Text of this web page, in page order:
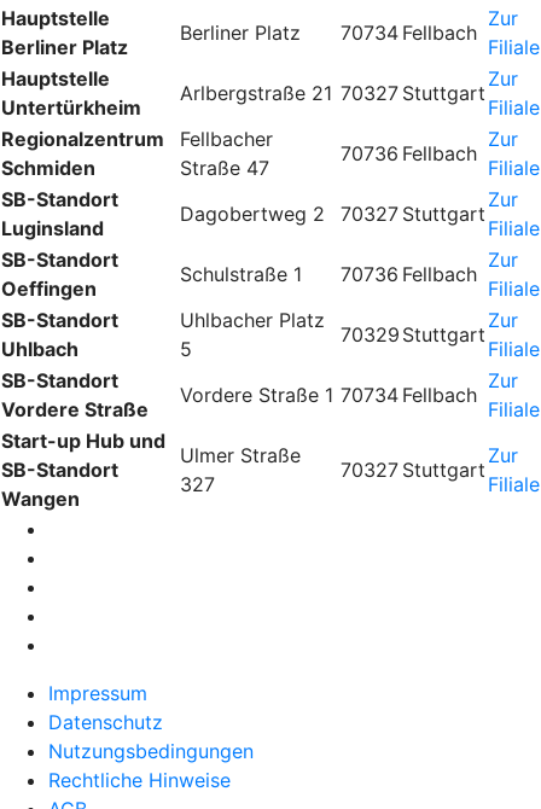
Hauptstelle
Berliner Platz
Berliner Platz 70734 Fellbach
Zur
Filiale
Hauptstelle
Untertürkheim
Arlbergstraße 21 70327 Stuttgart
Zur
Filiale
Regionalzentrum
Schmiden
Fellbacher
Straße 47
70736 Fellbach
Zur
Filiale
SB-Standort
Luginsland
Dagobertweg 2 70327 Stuttgart
Zur
Filiale
SB-Standort
Oeffingen
Schulstraße 1 70736 Fellbach
Zur
Filiale
SB-Standort
Uhlbach
Uhlbacher Platz
5
70329 Stuttgart
Zur
Filiale
SB-Standort
Vordere Straße
Vordere Straße 1 70734 Fellbach
Zur
Filiale
Start-up Hub und
SB-Standort
Wangen
Ulmer Straße
327
70327 Stuttgart
Zur
Filiale
Impressum
Datenschutz
Nutzungsbedingungen
Rechtliche Hinweise